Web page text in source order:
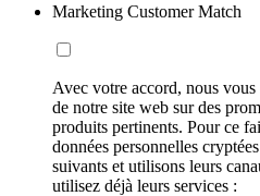
Marketing Customer Match
Avec votre accord, nous
de notre site web sur des
produits pertinents. Pour ce
données personnelles
suivants et utilisons leurs
utilisez déjà leurs services :